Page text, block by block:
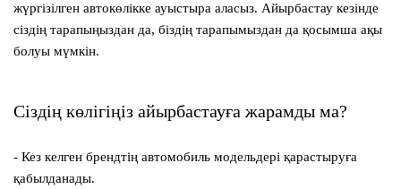
жүргізілген автокөлікке ауыстыра аласыз. Айырбастау кезінде
сіздің тарапыңыздан да, біздің тарапымыздан да қосымша ақы
болуы мүмкін.
Сіздің көлігіңіз айырбастауға жарамды ма?
- Кез келген брендтің автомобиль модельдері қарастыруға
қабылданады.